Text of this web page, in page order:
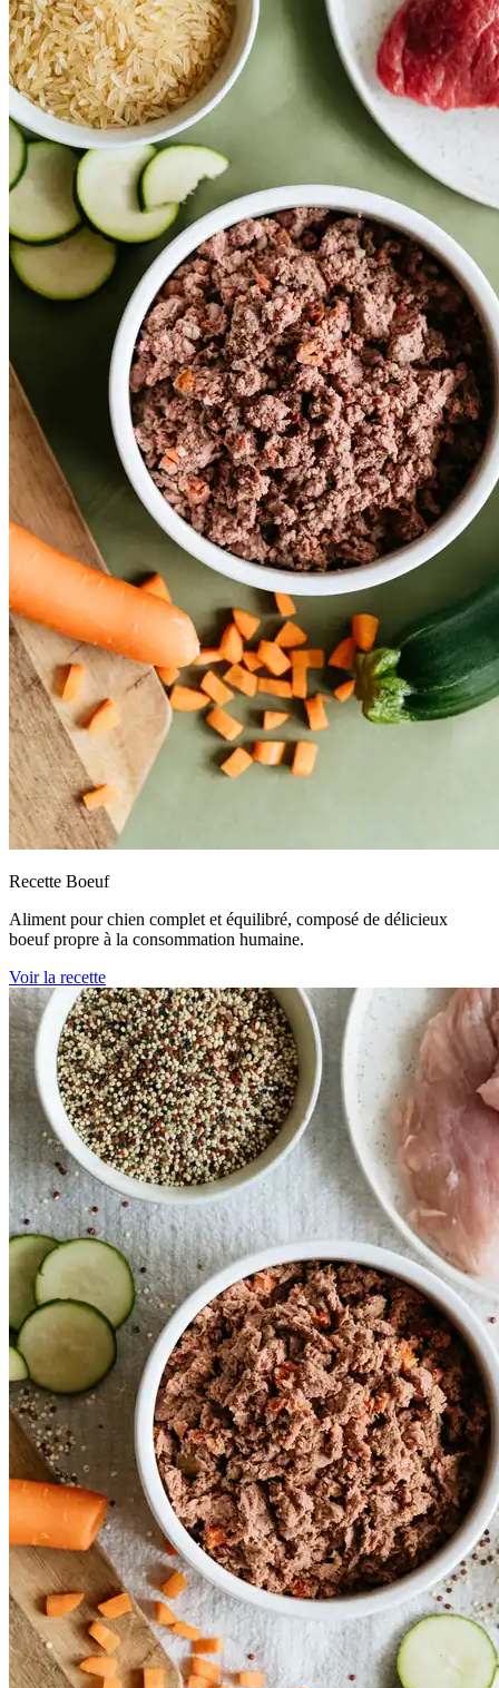
Recette Boeuf
Aliment pour chien complet et équilibré, composé de délicieux
boeuf propre à la consommation humaine.
Voir la recette